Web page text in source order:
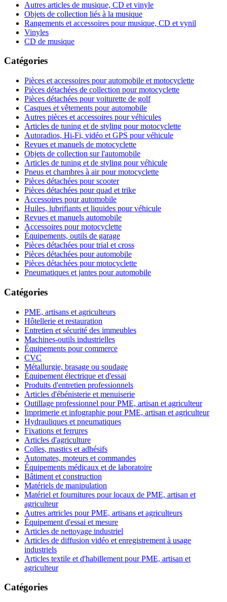
Autres articles de musique, CD et vinyle
Objets de collection liés à la musique
Rangements et accessoires pour musique, CD et vynil
Vinyles
CD de musique
Catégories
Pièces et accessoires pour automobile et motocyclette
Pièces détachées de collection pour motocyclette
Pièces détachées pour voiturette de golf
Casques et vêtements pour automobile
Autres pièces et accessoires pour véhicules
Articles de tuning et de styling pour motocyclette
Autoradios, Hi-Fi, vidéo et GPS pour véhicule
Revues et manuels de motocyclette
Objets de collection sur l'automobile
Articles de tuning et de styling pour véhicule
Pneus et chambres à air pour motocyclette
Pièces détachées pour scooter
Pièces détachées pour quad et trike
Accessoires pour automobile
Huiles, lubrifiants et liquides pour véhicule
Revues et manuels automobile
Accessoires pour motocyclette
Équipements, outils de garage
Pièces détachées pour trial et cross
Pièces détachées pour automobile
Pièces détachées pour motocyclette
Pneumatiques et jantes pour automobile
Catégories
PME, artisans et agriculteurs
Hôtellerie et restauration
Entretien et sécurité des immeubles
Machines-outils industrielles
Équipements pour commerce
CVC
Métallurgie, brasage ou soudage
Équipement électrique et d'essai
Produits d'entretien professionnels
Articles d'ébénisterie et menuiserie
Outillage professionnel pour PME, artisan et agriculteur
Imprimerie et infographie pour PME, artisan et agriculteur
Hydrauliques et pneumatiques
Fixations et ferrures
Articles d'agriculture
Colles, mastics et adhésifs
Automates, moteurs et commandes
Équipements médicaux et de laboratoire
Bâtiment et construction
Matériels de manipulation
Matériel et fournitures pour locaux de PME, artisan et
agriculteur
Autres artricles pour PME, artisans et agriculteurs
Équipement d'essai et mesure
Articles de nettoyage industriel
Articles de diffusion vidéo et enregistrement à usage
industriels
Articles textile et d'habillement pour PME, artisan et
agriculteur
Catégories